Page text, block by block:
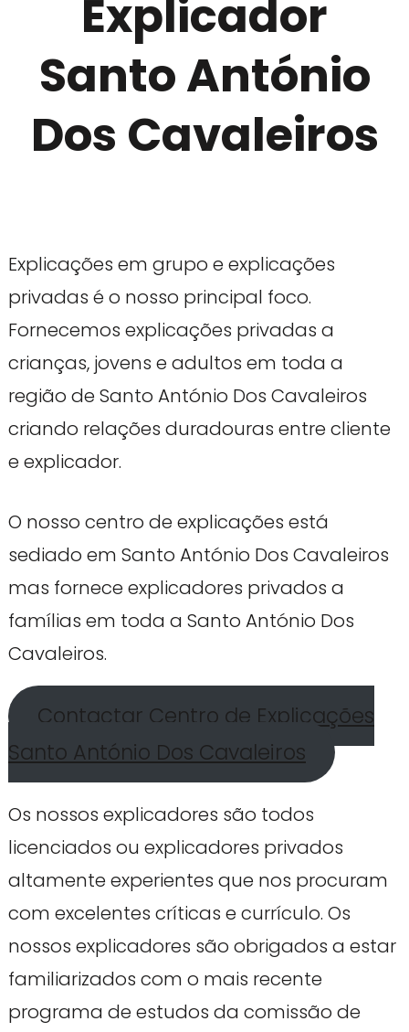
Explicador
Santo António
Dos Cavaleiros
Explicações em grupo e explicações
privadas é o nosso principal foco.
Fornecemos explicações privadas a
crianças, jovens e adultos em toda a
região de Santo António Dos Cavaleiros
criando relações duradouras entre cliente
e explicador.
O nosso centro de explicações está
sediado em Santo António Dos Cavaleiros
mas fornece explicadores privados a
famílias em toda a Santo António Dos
Cavaleiros.
Contactar Centro de Explicações
Santo António Dos Cavaleiros
Os nossos explicadores são todos
licenciados ou explicadores privados
altamente experientes que nos procuram
com excelentes críticas e currículo. Os
nossos explicadores são obrigados a estar
familiarizados com o mais recente
programa de estudos da comissão de